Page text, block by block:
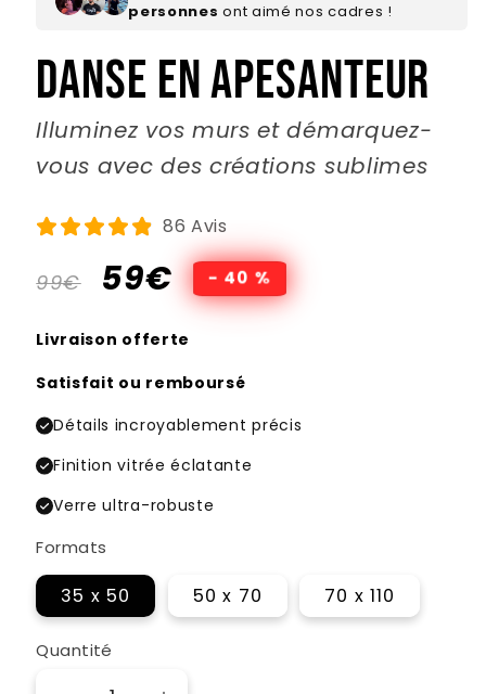
personnesont aimé nos cadres !
Danse En Apesanteur
Illuminez vos murs et démarquez-
vous avec des créations sublimes
86 Avis
Prix
habituel
99€
Prix
promotionnel
59€ - 40 %
Livraison offerte
Satisfait ou remboursé
Détails incroyablement précis
Finition vitrée éclatante
Verre ultra-robuste
Formats
35 x 50 50 x 70 70 x 110
Quantité